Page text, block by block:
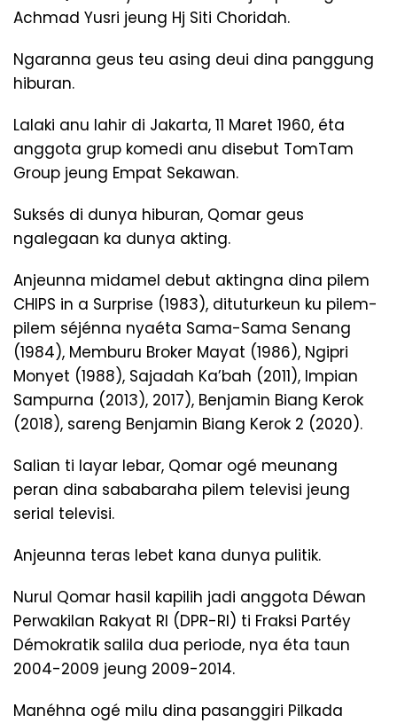
Achmad Yusri jeung Hj Siti Choridah.
Ngaranna geus teu asing deui dina panggung
hiburan.
Lalaki anu lahir di Jakarta, 11 Maret 1960, éta
anggota grup komedi anu disebut TomTam
Group jeung Empat Sekawan.
Suksés di dunya hiburan, Qomar geus
ngalegaan ka dunya akting.
Anjeunna midamel debut aktingna dina pilem
CHIPS in a Surprise (1983), dituturkeun ku pilem-
pilem séjénna nyaéta Sama-Sama Senang
(1984), Memburu Broker Mayat (1986), Ngipri
Monyet (1988), Sajadah Ka’bah (2011), Impian
Sampurna (2013), 2017), Benjamin Biang Kerok
(2018), sareng Benjamin Biang Kerok 2 (2020).
Salian ti layar lebar, Qomar ogé meunang
peran dina sababaraha pilem televisi jeung
serial televisi.
Anjeunna teras lebet kana dunya pulitik.
Nurul Qomar hasil kapilih jadi anggota Déwan
Perwakilan Rakyat RI (DPR-RI) ti Fraksi Partéy
Démokratik salila dua periode, nya éta taun
2004-2009 jeung 2009-2014.
Manéhna ogé milu dina pasanggiri Pilkada